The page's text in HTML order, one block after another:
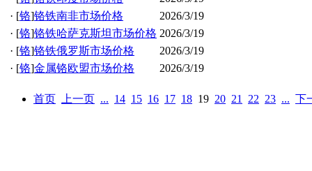
· [铬]铬铁南非市场价格
2026/3/19
· [铬]铬铁哈萨克斯坦市场价格 2026/3/19
· [铬]铬铁俄罗斯市场价格
2026/3/19
· [铬]金属铬欧盟市场价格 2026/3/19
首页 上一页 ... 14 15 16 17 18 19 20 21 22 23 ... 下